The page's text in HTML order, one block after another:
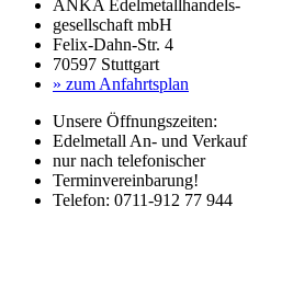
ANKA Edelmetallhandels-
gesellschaft mbH
Felix-Dahn-Str. 4
70597 Stuttgart
» zum Anfahrtsplan
Unsere Öffnungszeiten:
Edelmetall An- und Verkauf
nur nach telefonischer
Terminvereinbarung!
Telefon: 0711-912 77 944